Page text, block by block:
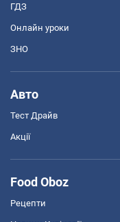
ГДЗ
Онлайн уроки
ЗНО
Авто
Тест Драйв
Акції
Food Oboz
Рецепти